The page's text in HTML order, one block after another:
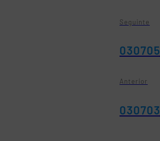
Seguinte
030705
Anterior
030703